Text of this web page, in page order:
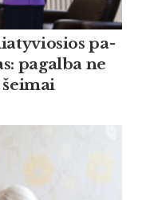
pa­
pa­gal­ba ne